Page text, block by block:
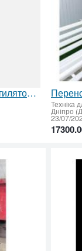
Переносний вуличний вентилятор-зволожувач з туманоутворенням
Техніка
Дніпро
23/07/